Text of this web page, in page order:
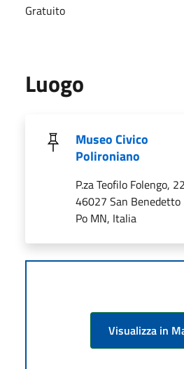
Gratuito
Luogo
Museo Civico
Polironiano
P.za Teofilo Folengo,
46027 San Benedetto
Po MN, Italia
Visualizza in